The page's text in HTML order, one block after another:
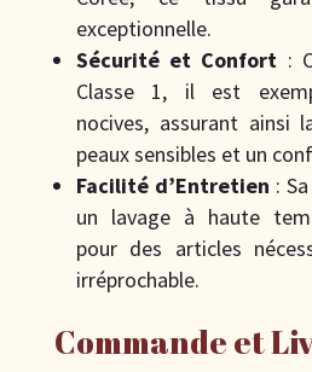
exceptionnelle.
Sécurité et Confort :
Classe 1, il est
nocives, assurant ainsi
peaux sensibles et un
Facilité d’Entretien :
un lavage à haute
pour des articles
irréprochable.
Commande et